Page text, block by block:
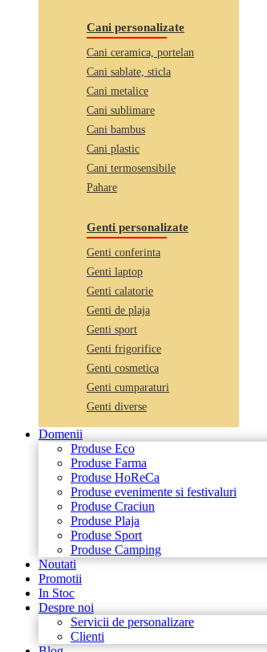
Cani personalizate
Cani ceramica, portelan
Cani sablate, sticla
Cani metalice
Cani sublimare
Cani bambus
Cani plastic
Cani termosensibile
Pahare
Genti personalizate
Genti conferinta
Genti laptop
Genti calatorie
Genti de plaja
Genti sport
Genti frigorifice
Genti cosmetica
Genti cumparaturi
Genti diverse
Domenii
Produse Eco
Produse Farma
Produse HoReCa
Produse evenimente si festivaluri
Produse Craciun
Produse Plaja
Produse Sport
Produse Camping
Noutati
Promotii
In Stoc
Despre noi
Servicii de personalizare
Clienti